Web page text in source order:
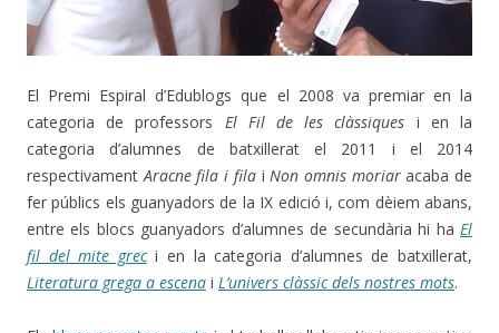
Madrid, 2014
El Premi Espiral d’Edublogs que el 2008 va premiar en la
categoria de professors El Fil de les clàssiques i en la
categoria d’alumnes de batxillerat el 2011 i el 2014
respectivamentAracne fila i filaiNon omnis moriaracaba de
fer públics els guanyadors de la IX edició i, com dèiem abans,
entre els blocs guanyadors d’alumnes de secundària hi ha El
fil del mite greci en la categoria d’alumnes de batxillerat,
Literatura grega a escena i L’univers clàssic dels nostres mots.